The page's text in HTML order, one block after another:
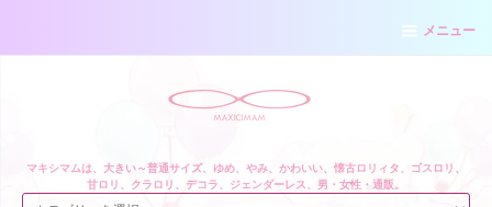
メニュー
マキシマムは、大きい～普通サイズ、ゆめ、やみ、かわいい、懐古ロリィタ、ゴスロリ、
甘ロリ、クラロリ、デコラ、ジェンダーレス、男・女性・通販。